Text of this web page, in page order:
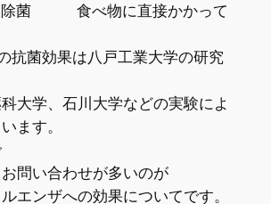
菌 食べ物に直接かかって
菌効果は八戸工業大学の研究
、石川大学などの実験によ
ます。
問い合わせが多いのが
エンザへの効果についてです。